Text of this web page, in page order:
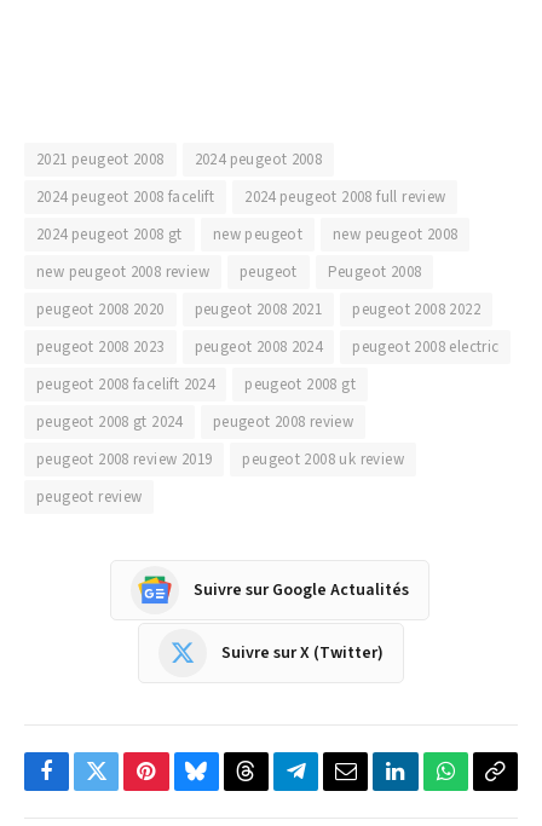
2021 peugeot 2008
2024 peugeot 2008
2024 peugeot 2008 facelift
2024 peugeot 2008 full review
2024 peugeot 2008 gt
new peugeot
new peugeot 2008
new peugeot 2008 review
peugeot
Peugeot 2008
peugeot 2008 2020
peugeot 2008 2021
peugeot 2008 2022
peugeot 2008 2023
peugeot 2008 2024
peugeot 2008 electric
peugeot 2008 facelift 2024
peugeot 2008 gt
peugeot 2008 gt 2024
peugeot 2008 review
peugeot 2008 review 2019
peugeot 2008 uk review
peugeot review
Suivre sur Google Actualités
Suivre sur X (Twitter)
Facebook
TwitterPinterestBlueskyThreadsPartagerEmailLinkedInWhatsApp